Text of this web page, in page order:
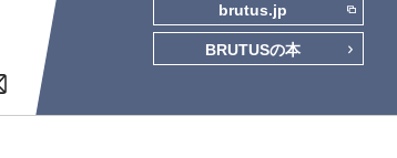
brutus.jp
BRUTUSの本